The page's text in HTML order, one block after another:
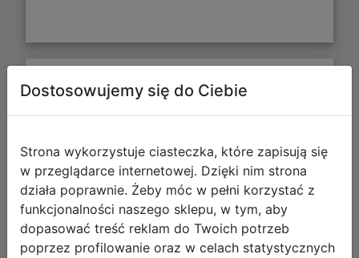
Mattel Hot Wheels City Zakręcona
Myjnia HDP05
Dostosowujemy się do Ciebie
Strona wykorzystuje ciasteczka, które zapisują się
w przeglądarce internetowej. Dzięki nim strona
działa poprawnie. Żeby móc w pełni korzystać z
funkcjonalności naszego sklepu, w tym, aby
dopasować treść reklam do Twoich potrzeb
poprzez profilowanie oraz w celach statystycznych